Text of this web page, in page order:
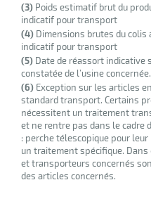
(3) Poids estimatif brut du
indicatif pour transport
(4) Dimensions brutes du
indicatif pour transport
(5) Date de réassort indicative
constatée de l’usine concernée.
(6) Exception sur les articles
standard transport. Certains
nécessitent un traitement
et ne rentre pas dans le cadre
: perche télescopique pour
un traitement spécifique. Dans
et transporteurs concernés
des articles concernés.